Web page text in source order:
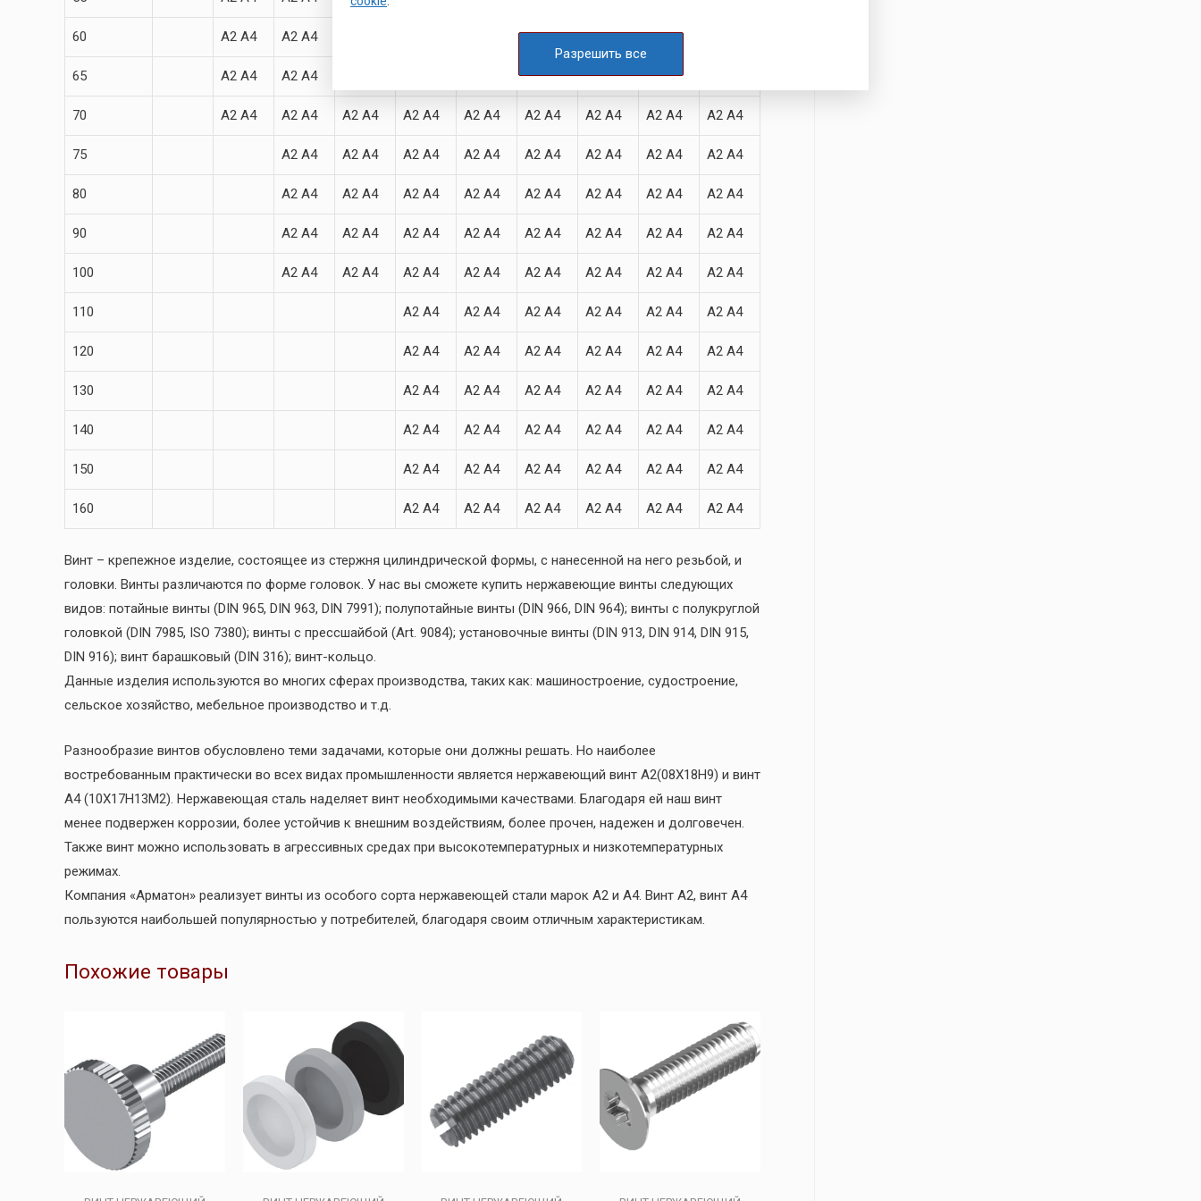
60 A2 A4 A2 A4 A2 A4 A2 A4 A2 A4
65 A2 A4 A2 A4 A2 A4 A2 A4 A2 A4
70 A2 A4 A2 A4 A2 A4 A2 A4 A2 A4 A2 A4 A2 A4 A2 A4 A2 A4
75 A2 A4 A2 A4 A2 A4 A2 A4 A2 A4 A2 A4 A2 A4 A2 A4
80 A2 A4 A2 A4 A2 A4 A2 A4 A2 A4 A2 A4 A2 A4 A2 A4
90 A2 A4 A2 A4 A2 A4 A2 A4 A2 A4 A2 A4 A2 A4 A2 A4
100 A2 A4 A2 A4 A2 A4 A2 A4 A2 A4 A2 A4 A2 A4 A2 A4
110 A2 A4 A2 A4 A2 A4 A2 A4 A2 A4 A2 A4
120 A2 A4 A2 A4 A2 A4 A2 A4 A2 A4 A2 A4
130 A2 A4 A2 A4 A2 A4 A2 A4 A2 A4 A2 A4
140 A2 A4 A2 A4 A2 A4 A2 A4 A2 A4 A2 A4
150 A2 A4 A2 A4 A2 A4 A2 A4 A2 A4 A2 A4
160 A2 A4 A2 A4 A2 A4 A2 A4 A2 A4 A2 A4
Винт – крепежное изделие, состоящее из стержня цилиндрической формы, с нанесенной на него резьбой, и
головки. Винты различаются по форме головок. У нас вы сможете купить нержавеющие винты следующих
видов: потайные винты (DIN 965, DIN 963, DIN 7991); полупотайные винты (DIN 966, DIN 964); винты с полукруглой
головкой (DIN 7985, ISO 7380); винты с прессшайбой (Art. 9084); установочные винты (DIN 913, DIN 914, DIN 915,
DIN 916); винт барашковый (DIN 316); винт-кольцо.
Данные изделия используются во многих сферах производства, таких как: машиностроение, судостроение,
сельское хозяйство, мебельное производство и т.д.
Разнообразие винтов обусловлено теми задачами, которые они должны решать. Но наиболее
востребованным практически во всех видах промышленности является нержавеющий винт А2(08Х18Н9) и винт
А4 (10Х17Н13М2). Нержавеющая сталь наделяет винт необходимыми качествами. Благодаря ей наш винт
менее подвержен коррозии, более устойчив к внешним воздействиям, более прочен, надежен и долговечен.
Также винт можно использовать в агрессивных средах при высокотемпературных и низкотемпературных
режимах.
Компания «Арматон» реализует винты из особого сорта нержавеющей стали марок А2 и А4. Винт А2, винт А4
пользуются наибольшей популярностью у потребителей, благодаря своим отличным характеристикам.
Похожие товары
Разрешить все